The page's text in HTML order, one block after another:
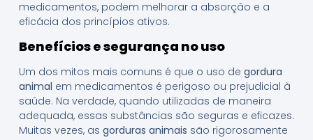
medicamentos, podem melhorar a absorção e a
eficácia dos princípios ativos.
Benefícios e segurança no uso
Um dos mitos mais comuns é que o uso de gordura
animal em medicamentos é perigoso ou prejudicial à
saúde. Na verdade, quando utilizadas de maneira
adequada, essas substâncias são seguras e eficazes.
Muitas vezes, as gorduras animais são rigorosamente